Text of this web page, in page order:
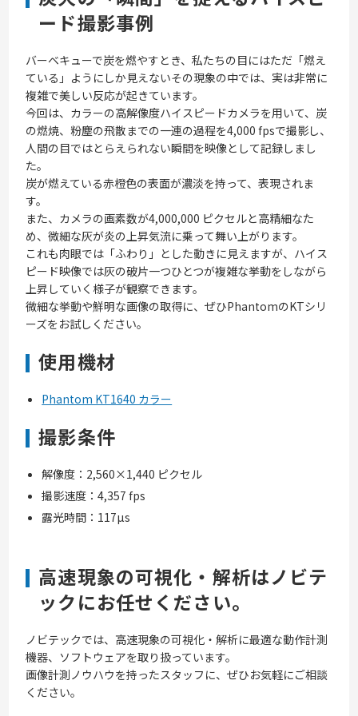
ード撮影事例
バーベキューで炭を燃やすとき、私たちの目にはただ「燃え
ている」ようにしか見えないその現象の中では、実は非常に
複雑で美しい反応が起きています。
今回は、カラーの高解像度ハイスピードカメラを用いて、炭
の燃焼、粉塵の飛散までの一連の過程を4,000 fpsで撮影し、
人間の目ではとらえられない瞬間を映像として記録しまし
た。
炭が燃えている赤橙色の表面が濃淡を持って、表現されま
す。
また、カメラの画素数が4,000,000 ピクセルと高精細なた
め、微細な灰が炎の上昇気流に乗って舞い上がります。
これも肉眼では「ふわり」とした動きに見えますが、ハイス
ピード映像では灰の破片一つひとつが複雑な挙動をしながら
上昇していく様子が観察できます。
微細な挙動や鮮明な画像の取得に、ぜひPhantomのKTシリ
ーズをお試しください。
使用機材
Phantom KT1640 カラー
撮影条件
解像度：2,560×1,440 ピクセル
撮影速度：4,357 fps
露光時間：117µs
高速現象の可視化・解析はノビテ
ックにお任せください。
ノビテックでは、高速現象の可視化・解析に最適な動作計測
機器、ソフトウェアを取り扱っています。
画像計測ノウハウを持ったスタッフに、ぜひお気軽にご相談
ください。